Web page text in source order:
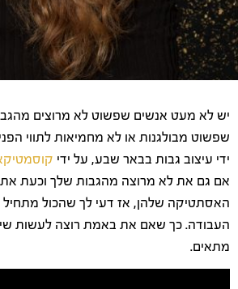
יש לא מעט אנשים שפשוט לא מרוצים
שפשוט מבולגנות או לא מחמיאות לתווי
ידי עיצוב גבות בבאר שבע, על ידי
אם גם את לא מרוצה מהגבות שלך וכעת את
האסתטיקה שלהן, אז דעי לך שהכול מתחיל
העבודה. כך שאם את באמת רוצה לעשות
מתאים.